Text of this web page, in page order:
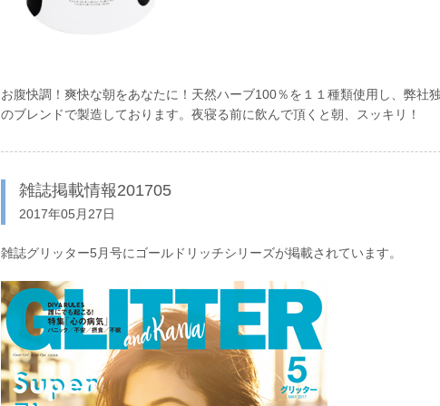
お腹快調！爽快な朝をあなたに！天然ハーブ100％を１１種類使用し、弊社
のブレンドで製造しております。夜寝る前に飲んで頂くと朝、スッキリ！
雑誌掲載情報201705
2017年05月27日
雑誌グリッター5月号にゴールドリッチシリーズが掲載されています。